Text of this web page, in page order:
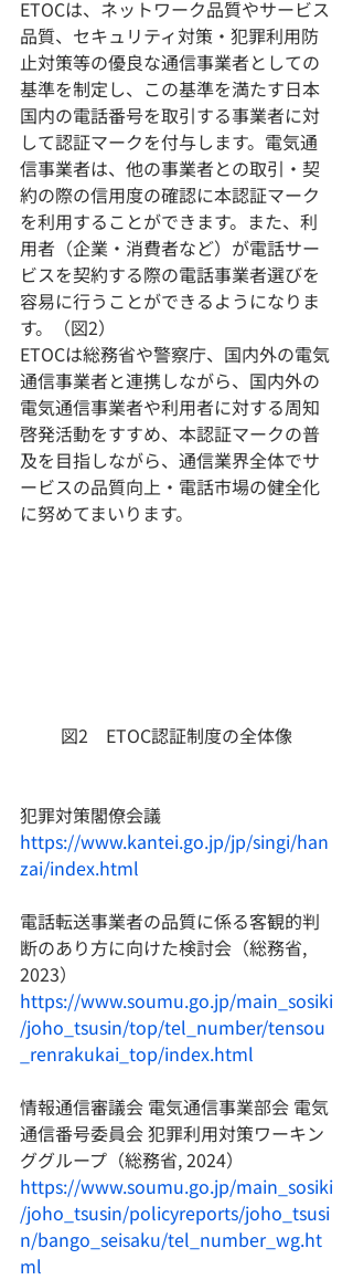
ETOCは、ネットワーク品質やサービス
品質、セキュリティ対策・犯罪利用防
止対策等の優良な通信事業者としての
基準を制定し、この基準を満たす日本
国内の電話番号を取引する事業者に対
して認証マークを付与します。電気通
信事業者は、他の事業者との取引・契
約の際の信用度の確認に本認証マーク
を利用することができます。また、利
用者（企業・消費者など）が電話サー
ビスを契約する際の電話事業者選びを
容易に行うことができるようになりま
す。（図2）
ETOCは総務省や警察庁、国内外の電気
通信事業者と連携しながら、国内外の
電気通信事業者や利用者に対する周知
啓発活動をすすめ、本認証マークの普
及を目指しながら、通信業界全体でサ
ービスの品質向上・電話市場の健全化
に努めてまいります。
図2　ETOC認証制度の全体像
犯罪対策閣僚会議
https://www.kantei.go.jp/jp/singi/han
zai/index.html
電話転送事業者の品質に係る客観的判
断のあり方に向けた検討会（総務省,
2023）
https://www.soumu.go.jp/main_sosiki
/joho_tsusin/top/tel_number/tensou
_renrakukai_top/index.html
情報通信審議会 電気通信事業部会 電気
通信番号委員会 犯罪利用対策ワーキン
ググループ（総務省, 2024）
https://www.soumu.go.jp/main_sosiki
/joho_tsusin/policyreports/joho_tsusi
n/bango_seisaku/tel_number_wg.ht
ml